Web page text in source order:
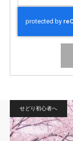
せどり初心者へ